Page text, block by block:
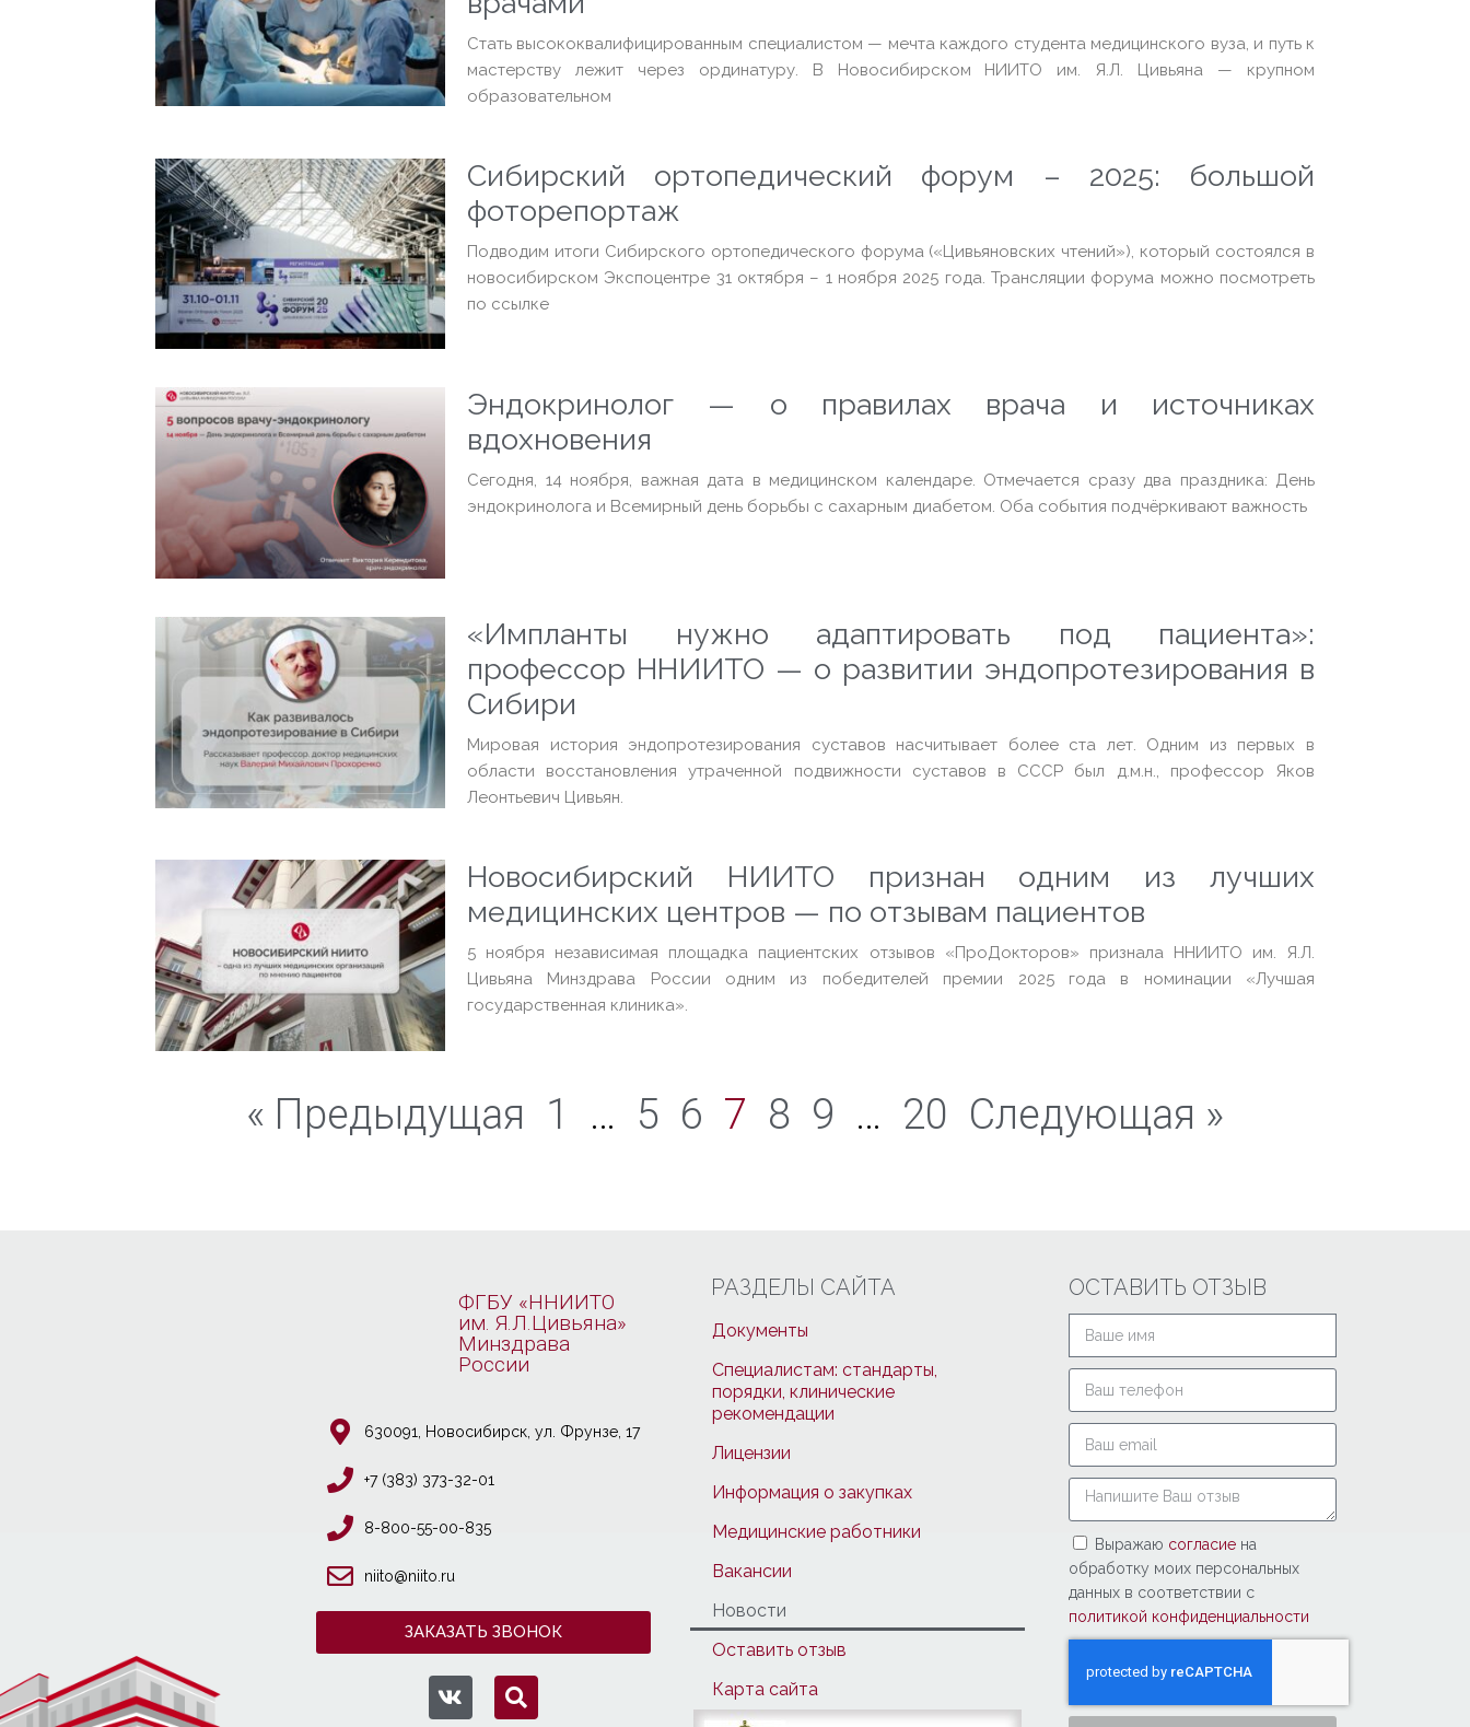
Стать высококвалифицированным специалистом — мечта каждого студента медицинского вуза, и путь к
мастерству лежит через ординатуру. В Новосибирском НИИТО им. Я.Л. Цивьяна — крупном
образовательном
Сибирский ортопедический форум – 2025: большой
фоторепортаж
Подводим итоги Сибирского ортопедического форума («Цивьяновских чтений»), который состоялся в
новосибирском Экспоцентре 31 октября – 1 ноября 2025 года. Трансляции форума можно посмотреть
по ссылке
Эндокринолог — о правилах врача и источниках
вдохновения
Сегодня, 14 ноября, важная дата в медицинском календаре. Отмечается сразу два праздника: День
эндокринолога и Всемирный день борьбы с сахарным диабетом. Оба события подчёркивают важность
«Импланты нужно адаптировать под пациента»:
профессор ННИИТО — о развитии эндопротезирования в
Сибири
Мировая история эндопротезирования суставов насчитывает более ста лет. Одним из первых в
области восстановления утраченной подвижности суставов в СССР был д.м.н., профессор Яков
Леонтьевич Цивьян.
Новосибирский НИИТО признан одним из лучших
медицинских центров — по отзывам пациентов
5 ноября независимая площадка пациентских отзывов «ПроДокторов» признала ННИИТО им. Я.Л.
Цивьяна Минздрава России одним из победителей премии 2025 года в номинации «Лучшая
государственная клиника».
« Предыдущая 1 … 5 6 7 8 9 … 20 Следующая »
ФГБУ «ННИИТО
им. Я.Л.Цивьяна»
Минздрава
России
630091, Новосибирcк, ул. Фрунзе, 17
+7 (383) 373-32-01
8-800-55-00-835
niito@niito.ru
ЗАКАЗАТЬ ЗВОНОК
РАЗДЕЛЫ САЙТА
Документы
Специалистам: стандарты,
порядки, клинические
рекомендации
Лицензии
Информация о закупках
Медицинские работники
Вакансии
Новости
Оставить отзыв
Карта сайта
ОСТАВИТЬ ОТЗЫВ
Выражаю согласие на
обработку моих персональных
данных в соответствии с
политикой конфиденциальности